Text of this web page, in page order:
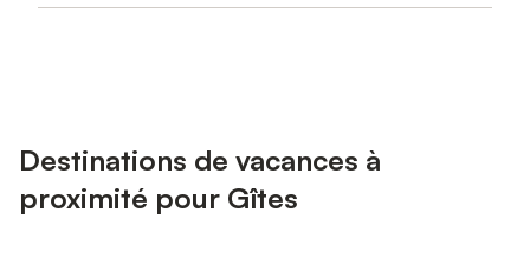
Destinations de vacances à
proximité pour Gîtes